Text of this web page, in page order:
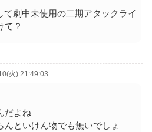
劇中未使用の二期アタックライ
て？
火) 21:49:03
だよね
んといけん物でも無いでしょ